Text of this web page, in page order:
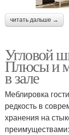
читать дальше →
Угловой
Плюсы и
в зале
Меблировка
редкость в
хранения на
преимуществами: